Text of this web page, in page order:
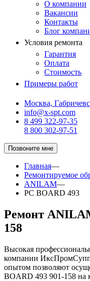
О компании
Вакансии
Контакты
Блог
Условия ремонта
Гарантия
Оплата
Стоимость
Примеры работ
Москва,
info@x-spt.com
8 499 322-97-35
8 800 302-97-51
Позвоните мне
Главная—
Ремонтируемое
ANILAM—
PC BOARD 493
Ремонт
158
Высокая
компании
опытом позволяют
BOARD 493 901-158 на